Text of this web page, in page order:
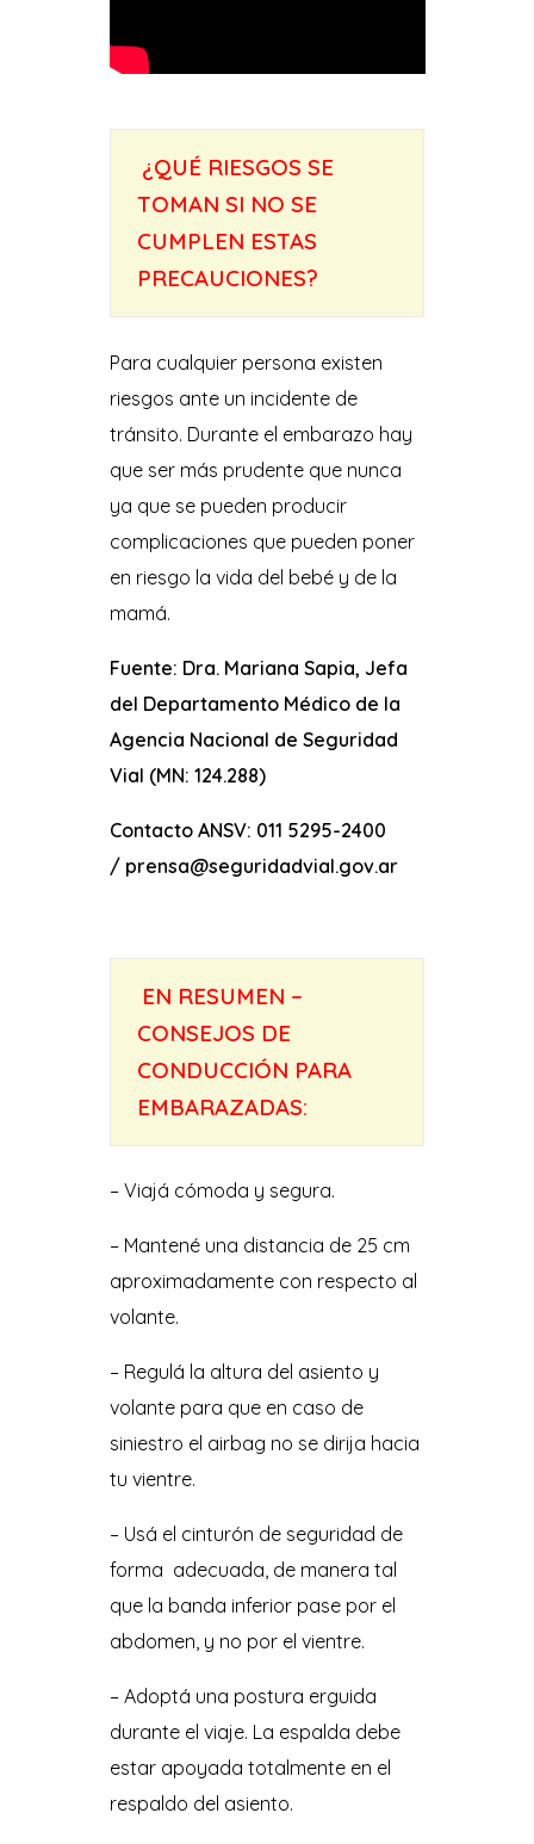
¿QUÉ RIESGOS SE
TOMAN SI NO SE
CUMPLEN ESTAS
PRECAUCIONES?
Para cualquier persona existen
riesgos ante un incidente de
tránsito. Durante el embarazo hay
que ser más prudente que nunca
ya que se pueden producir
complicaciones que pueden poner
en riesgo la vida del bebé y de la
mamá.
Fuente: Dra. Mariana Sapia, Jefa
del Departamento Médico de la
Agencia Nacional de Seguridad
Vial (MN: 124.288)
Contacto ANSV: 011 5295-2400
/ prensa@seguridadvial.gov.ar
EN RESUMEN –
CONSEJOS DE
CONDUCCIÓN PARA
EMBARAZADAS:
– Viajá cómoda y segura.
– Mantené una distancia de 25 cm
aproximadamente con respecto al
volante.
– Regulá la altura del asiento y
volante para que en caso de
siniestro el airbag no se dirija hacia
tu vientre.
– Usá el cinturón de seguridad de
forma adecuada, de manera tal
que la banda inferior pase por el
abdomen, y no por el vientre.
– Adoptá una postura erguida
durante el viaje. La espalda debe
estar apoyada totalmente en el
respaldo del asiento.